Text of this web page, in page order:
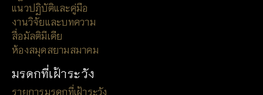
แนวปฏิบัติและคู่มือ
งานวิจัยและบทความ
สื่อมัลติมีเดีย
ห้องสมุดสยามสมาคม
มรดกที่เฝ้าระวัง
รายการมรดกที่เฝ้าระวัง